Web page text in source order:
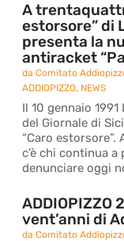
A
estorsore” di
presenta la
antiracket
daComitato
ADDIOPIZZO, NEWS
Il 10 gennaio
del Giornale di
“Caro estorsore”.
c’è chi continua
denunciare oggi
ADDIOPIZZO
vent’anni di
daComitato